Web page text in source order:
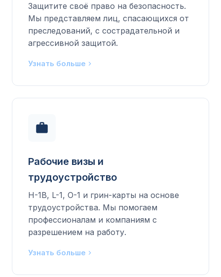
Защитите своё право на безопасность.
Мы представляем лиц, спасающихся от
преследований, с сострадательной и
агрессивной защитой.
Узнать больше
Рабочие визы и
трудоустройство
H-1B, L-1, O-1 и грин-карты на основе
трудоустройства. Мы помогаем
профессионалам и компаниям с
разрешением на работу.
Узнать больше